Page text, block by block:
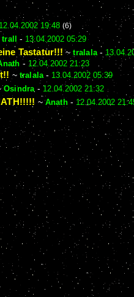
19:48 (6)
trall - 13.04.2002 05:29
Tastatur!!!~tralala-
- 12.04.2002 21:23
~ tralala- 13.04.2002 05:39
Osindra- 12.04.2002 21:32
~Anath- 12.04.2002